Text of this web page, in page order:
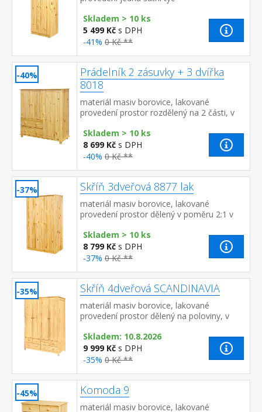
Skladem > 10 ks
5 499 Kč s DPH
-41% 0 Kč **
-40%
Prádelník 2 zásuvky + 3 dvířka
8018
materiál masiv borovice, lakované
provedení prostor rozdělený na 2 části, v
části 2 dvířka...
Skladem > 10 ks
8 699 Kč s DPH
-40% 0 Kč **
-37% Skříň 3dveřová 8877 lak
materiál masiv borovice, lakované
provedení prostor dělený v poměru 2:1 v
police
Skladem > 10 ks
8 799 Kč s DPH
-37% 0 Kč **
-35% Skříň 4dveřová SCANDINAVIA
materiál masiv borovice, lakované
provedení prostor dělený na poloviny, v
zásuvky s kovovými pojezdy
Skladem: 10.8.2026
9 999 Kč s DPH
-35% 0 Kč **
-45% Komoda 9
materiál masiv borovice, lakované